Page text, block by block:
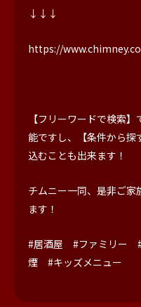
↓↓↓
https://
【フリーワードで検索
能ですし、【条件から探
込むことも出来ます！
チムニー一同、是非ご家
ます！
#居酒屋 #ファミリ
煙 #キッズメニュー